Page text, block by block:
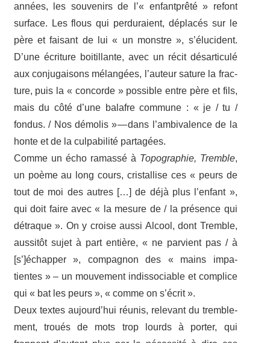
années, les souve­nirs de l’« enfant­prêté » refont
surface. Les flous qui perdu­raient, dépla­cés sur le
père et faisant de lui « un monstre », s’élucident.
D’une écri­ture boitillante, avec un récit désar­ti­culé
aux conju­gai­sons mélan­gées, l’auteur sature la frac­
ture, puis la « concorde » possible entre père et fils,
mais du côté d’une balafre commune : « je / tu /
fondus. / Nos démo­lis » — dans l’ambivalence de la
honte et de la culpa­bi­lité partagées.
Comme un écho ramassé à Topo­gra­phie, Tremble,
un poème au long cours, cris­tal­lise ces « peurs de
tout de moi des autres […] de déjà plus l’enfant »,
qui doit faire avec « la mesure de / la présence qui
détraque ». On y croise aussi Alcool, dont Tremble,
aussi­tôt sujet à part entière, « ne parvient pas / à
[s’]échapper », compa­gnon des « mains impa­
tientes » – un mouve­ment indis­so­ciable et complice
qui « bat les peurs », « comme on s’écrit ».
Deux textes aujourd’hui réunis, rele­vant du trem­ble­
ment, troués de mots trop lourds à porter, qui